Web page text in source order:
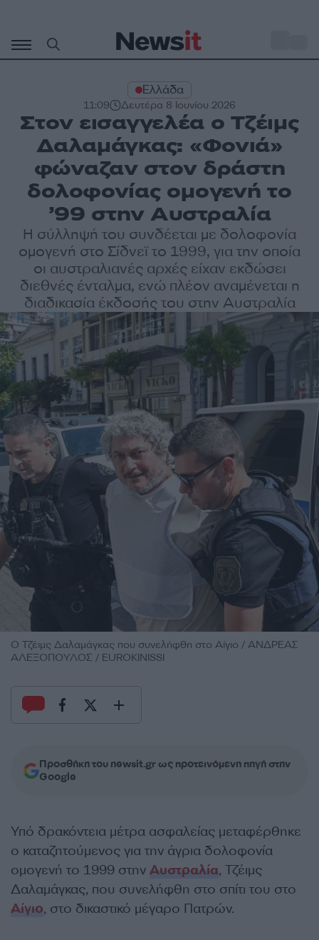
περιεχόμενο
Ελλάδα
11:09 Δευτέρα 8 Ιουνίου 2026
Στον εισαγγελέα ο Τζέιμς
Δαλαμάγκας: «Φονιά»
φώναζαν στον δράστη
δολοφονίας ομογενή το
’99 στην Αυστραλία
Η σύλληψή του συνδέεται με δολοφονία
ομογενή στο Σίδνεϊ το 1999, για την οποία
οι αυστραλιανές αρχές είχαν εκδώσει
διεθνές ένταλμα, ενώ πλέον αναμένεται η
διαδικασία έκδοσής του στην Αυστραλία
Ο Τζέιμς Δαλαμάγκας που συνελήφθη στο Αίγιο / ΑΝΔΡΕΑΣ
ΑΛΕΞΟΠΟΥΛΟΣ / EUROKINISSI
Προσθήκη του newsit.gr ως προτεινόμενη πηγή στην
Google
Υπό δρακόντεια μέτρα ασφαλείας μεταφέρθηκε
o καταζητούμενος για την άγρια δολοφονία
ομογενή το 1999 στην Αυστραλία, Τζέιμς
Δαλαμάγκας, που συνελήφθη στο σπίτι του στο
Αίγιο, στο δικαστικό μέγαρο Πατρών.